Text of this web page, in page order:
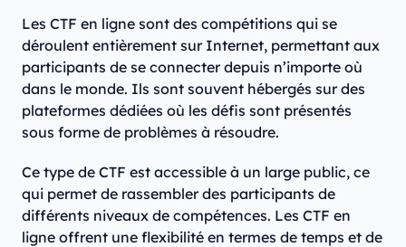
Les CTF en ligne sont des compétitions qui se
déroulent entièrement sur Internet, permettant aux
participants de se connecter depuis n’importe où
dans le monde. Ils sont souvent hébergés sur des
plateformes dédiées où les défis sont présentés
sous forme de problèmes à résoudre.
Ce type de CTF est accessible à un large public, ce
qui permet de rassembler des participants de
différents niveaux de compétences. Les CTF en
ligne offrent une flexibilité en termes de temps et de